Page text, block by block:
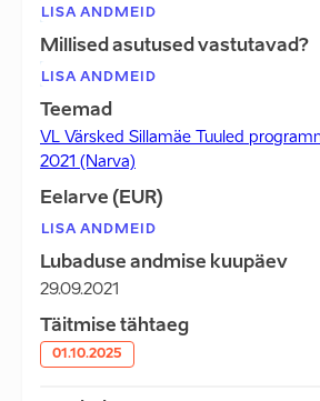
LISA ANDMEID
Millised asutused vastutavad?
LISA ANDMEID
Teemad
VL Värsked Sillamäe Tuuled
2021 (Narva)
Eelarve (EUR)
LISA ANDMEID
Lubaduse andmise kuupäev
29.09.2021
Täitmise tähtaeg
01.10.2025